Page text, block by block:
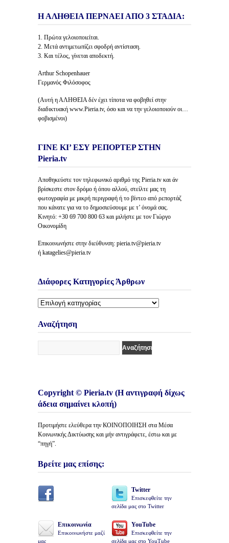
Η ΑΛΗΘΕΙΑ ΠΕΡΝΑΕΙ ΑΠΟ 3 ΣΤΑΔΙΑ:
1. Πρώτα γελοιοποιείται.
2. Μετά αντιμετωπίζει σφοδρή αντίσταση.
3. Και τέλος, γίνεται αποδεκτή.
Arthur Schopenhauer
Γερμανός Φιλόσοφος
(Αυτή η ΑΛΗΘΕΙΑ δέν έχει τίποτα να φοβηθεί στην
διαδικτυακή www.Pieria.tv, όσο και να την γελοιοποιούν οι…
φοβισμένοι)
ΓΙΝΕ ΚΙ’ ΕΣΥ ΡΕΠΟΡΤΕΡ ΣΤΗΝ
Pieria.tv
Αποθηκεύστε τον τηλεφωνικό αριθμό της Pieria.tv και άν
βρίσκεστε στον δρόμο ή όπου αλλού, στείλτε μας τη
φωτογραφία με μικρή περιγραφή ή το βίντεο από ρεπορτάζ
που κάνατε για να το δημοσιεύσουμε με τ’ όνομά σας.
Κινητό: +30 69 700 800 63 και μιλήστε με τον Γιώργο
Οικονομίδη
Επικοινωνήστε στην διεύθυνση: pieria.tv@pieria.tv
ή katagelies@pieria.tv
Διάφορες Κατηγορίες Άρθρων
Διάφορες
Άρθρων
Αναζήτηση
Copyright © Pieria.tv (Η αντιγραφή δίχως
άδεια σημαίνει κλοπή)
Προτιμήστε ελεύθερα την ΚΟΙΝΟΠΟΙΗΣΗ στα Μέσα
Κοινωνικής Δικτύωσης και μήν αντιγράφετε, έστω και με
“πηγή”.
Βρείτε μας επίσης:
Twitter
Επισκεφθείτε την
σελίδα μας στο Twitter
Επικοινωνία
Επικοινωνήστε μαζί
μας
YouTube
Επισκεφθείτε την
σελίδα μας στο YouTube